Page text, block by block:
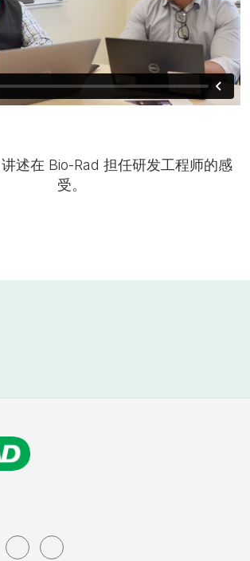
述在 Bio-Rad 担任研发工程师的感
受。